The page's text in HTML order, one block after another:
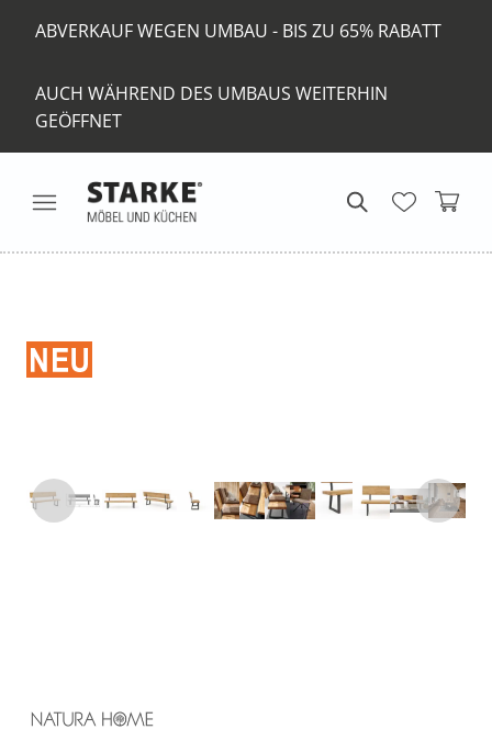
ABVERKAUF WEGEN UMBAU - BIS ZU 65% RABATT
AUCH WÄHREND DES UMBAUS WEITERHIN
GEÖFFNET